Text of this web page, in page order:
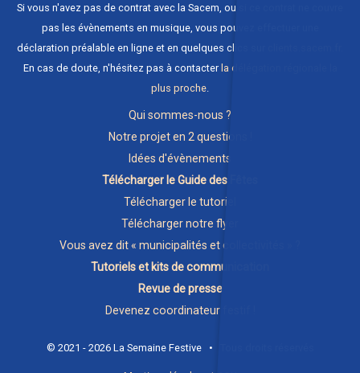
Si vous n'avez pas de contrat avec la Sacem, ou si ce contrat ne couvre
pas les évènements en musique, vous pouvez effectuer une
déclaration préalable en ligne et en quelques clics sur
En cas de doute, n'hésitez pas à contacterla délégation régionale la
plus proche
Qui sommes-nous ?
Notre projet en 2 questions !
Idées d'évènements
Télécharger le Guide des Fêtes
Télécharger le tutoriel
Télécharger notre flyer
Vous avez dit « municipalités et collectivités » ?
Tutoriels et kits de communication
Revue de presse
Devenez coordinateur festif !
© 2021 - 2026 La Semaine Festive • Tous droits réservés